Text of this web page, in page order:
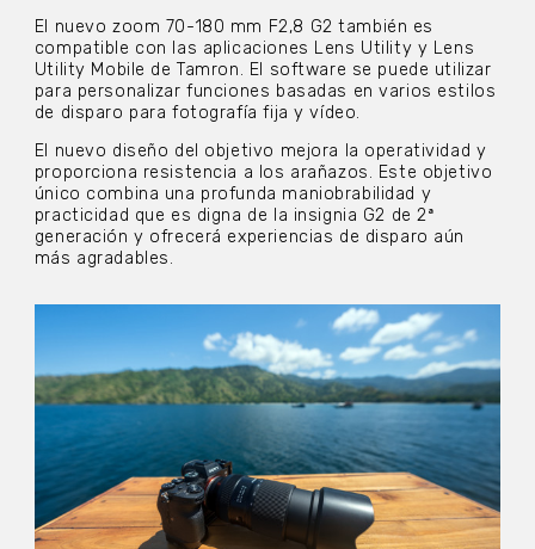
El nuevo zoom 70-180 mm F2,8 G2 también es
compatible con las aplicaciones Lens Utility y Lens
Utility Mobile de Tamron. El software se puede utilizar
para personalizar funciones basadas en varios estilos
de disparo para fotografía fija y vídeo.
El nuevo diseño del objetivo mejora la operatividad y
proporciona resistencia a los arañazos. Este objetivo
único combina una profunda maniobrabilidad y
practicidad que es digna de la insignia G2 de 2ª
generación y ofrecerá experiencias de disparo aún
más agradables.